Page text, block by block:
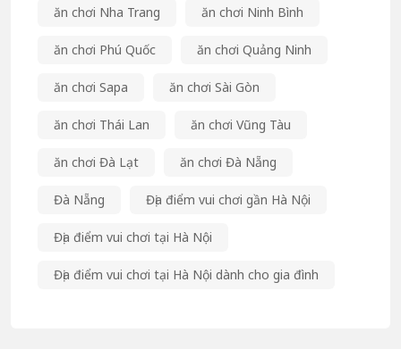
ăn chơi Nha Trang ăn chơi Ninh Bình
ăn chơi Phú Quốc ăn chơi Quảng Ninh
ăn chơi Sapa ăn chơi Sài Gòn
ăn chơi Thái Lan ăn chơi Vũng Tàu
ăn chơi Đà Lạt ăn chơi Đà Nẵng
Đà Nẵng Địa điểm vui chơi gần Hà Nội
Địa điểm vui chơi tại Hà Nội
Địa điểm vui chơi tại Hà Nội dành cho gia đình